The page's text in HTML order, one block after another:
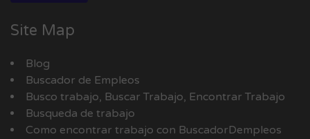
Site Map
Blog
Buscador de Empleos
Busco trabajo, Buscar Trabajo, Encontrar Trabajo
Busqueda de trabajo
Como encontrar trabajo con BuscadorDempleos